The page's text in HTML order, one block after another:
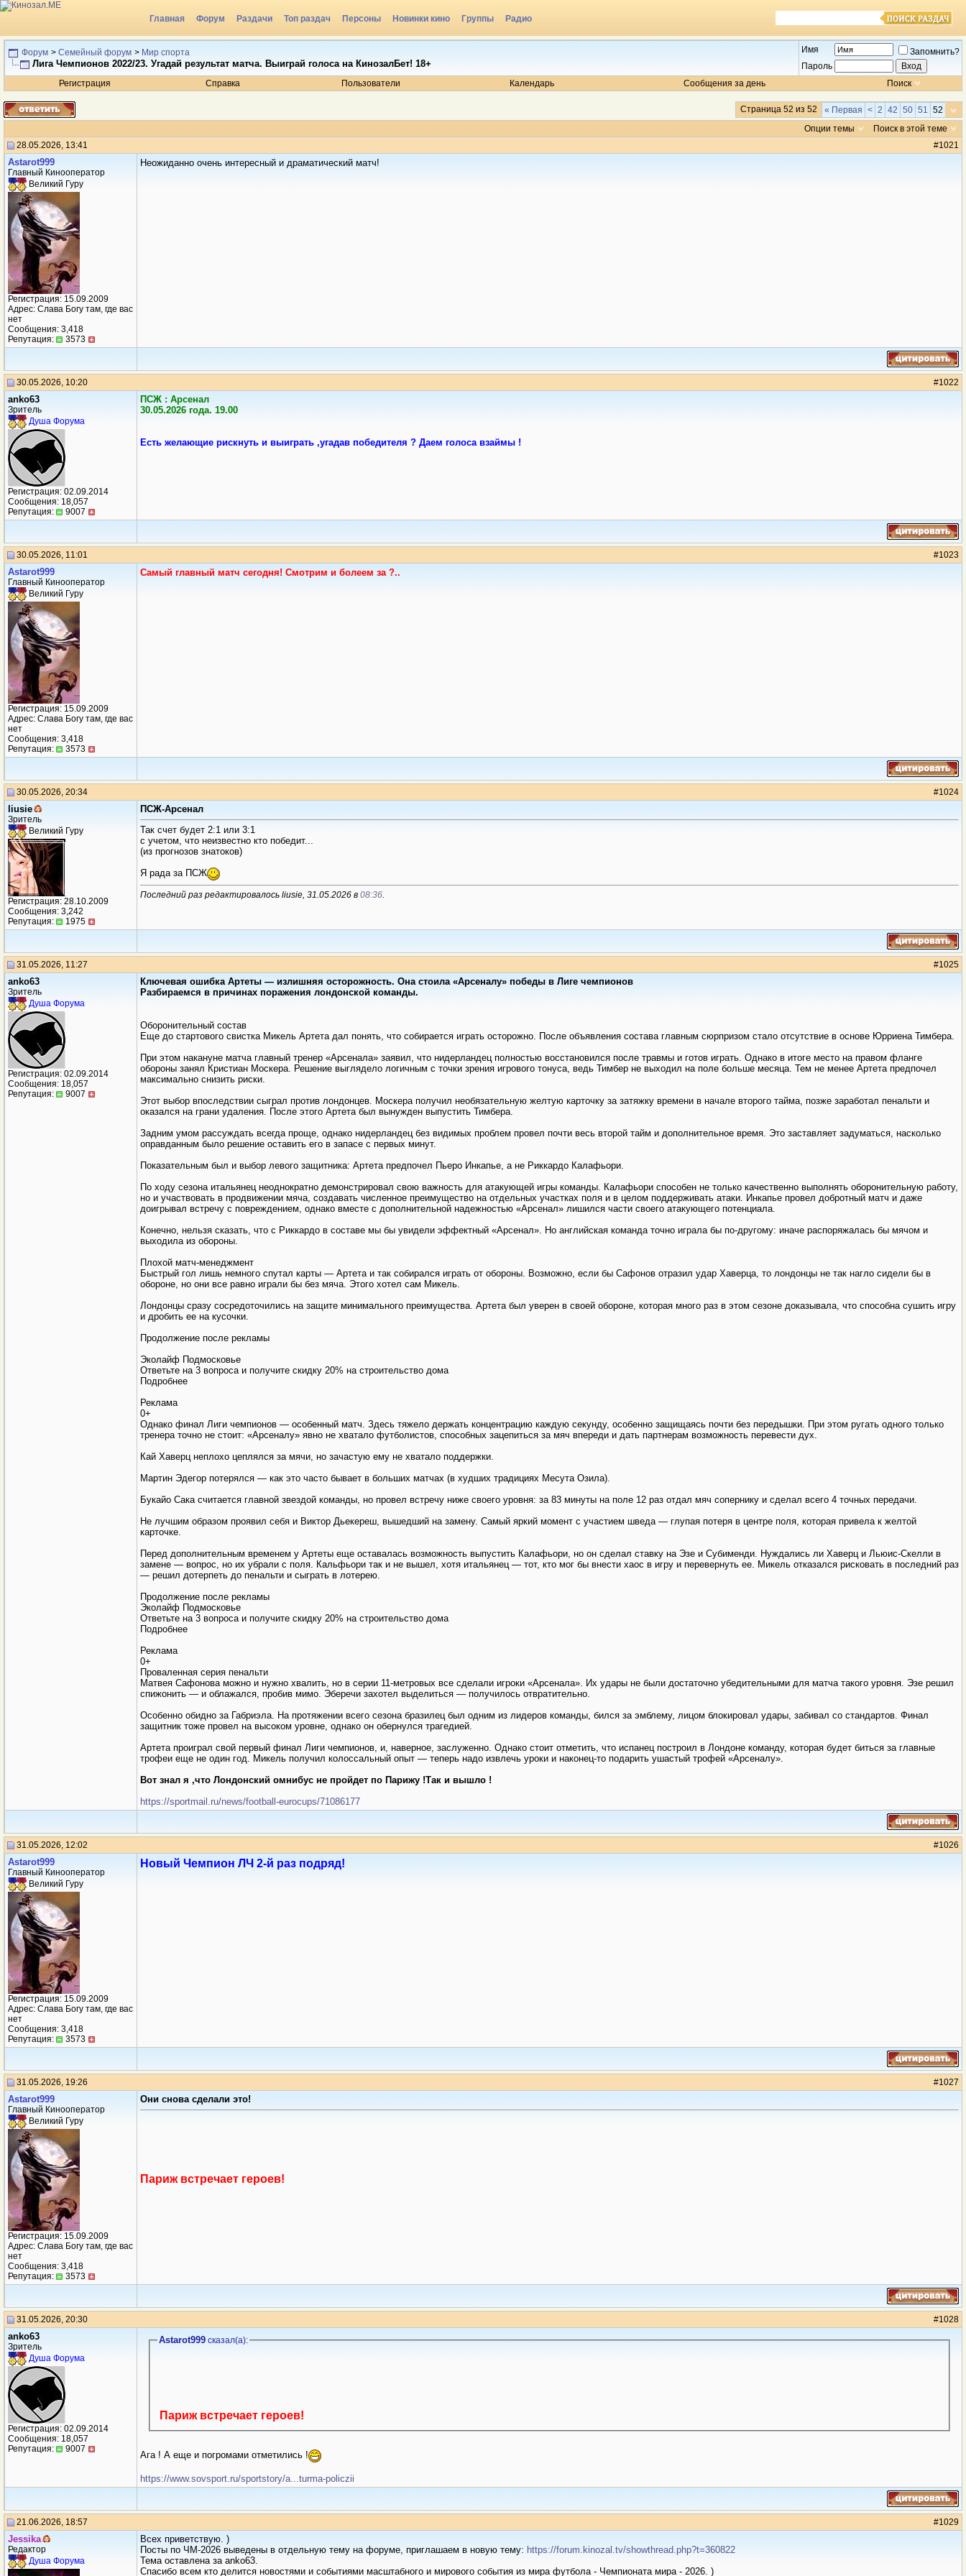
Главная Форум Раздачи Топ раздач Персоны Новинки кино Группы Радио
Форум > Семейный форум > Мир спорта
Лига Чемпионов 2022/23. Угадай результат матча. Выиграй голоса на КинозалБет! 18+
Имя
Запомнить?
Пароль
Регистрация
Справка Пользователи Календарь Сообщения за день Поиск
Страница 52 из 52 « Первая < 2 42 50 51 52
Опции темы
Поиск в этой теме
28.05.2026, 13:41
#1021
Аstarot999
Главный Кинооператор
Великий Гуру
Регистрация: 15.09.2009
Адрес: Слава Богу там, где вас
нет
Сообщения: 3,418
Репутация:
3573
Неожиданно очень интересный и драматический матч!
30.05.2026, 10:20 #1022
anko63
Зритель
Душа Форума
Регистрация: 02.09.2014
Сообщения: 18,057
Репутация:
9007
ПСЖ : Арсенал
30.05.2026 года. 19.00
Есть желающие рискнуть и выиграть ,угадав победителя ? Даем голоса взаймы !
30.05.2026, 11:01 #1023
Аstarot999
Главный Кинооператор
Великий Гуру
Регистрация: 15.09.2009
Адрес: Слава Богу там, где вас
нет
Сообщения: 3,418
Репутация:
3573
Самый главный матч сегодня! Смотрим и болеем за ?..
30.05.2026, 20:34 #1024
liusie
Зритель
Великий Гуру
Регистрация: 28.10.2009
Сообщения: 3,242
Репутация:
1975
ПСЖ-Арсенал
Так счет будет 2:1 или 3:1
с учетом, что неизвестно кто победит...
(из прогнозов знатоков)
Я рада за ПСЖ
Последний раз редактировалось liusie, 31.05.2026 в 08:36.
31.05.2026, 11:27 #1025
anko63
Зритель
Душа Форума
Регистрация: 02.09.2014
Сообщения: 18,057
Репутация:
9007
Ключевая ошибка Артеты — излишняя осторожность. Она стоила «Арсеналу» победы в Лиге чемпионов
Разбираемся в причинах поражения лондонской команды.
Оборонительный состав
Еще до стартового свистка Микель Артета дал понять, что собирается играть осторожно. После объявления состава главным сюрпризом стало отсутствие в основе Юрриена Тимбера.
При этом накануне матча главный тренер «Арсенала» заявил, что нидерландец полностью восстановился после травмы и готов играть. Однако в итоге место на правом фланге
обороны занял Кристиан Москера. Решение выглядело логичным с точки зрения игрового тонуса, ведь Тимбер не выходил на поле больше месяца. Тем не менее Артета предпочел
максимально снизить риски.
Этот выбор впоследствии сыграл против лондонцев. Москера получил необязательную желтую карточку за затяжку времени в начале второго тайма, позже заработал пенальти и
оказался на грани удаления. После этого Артета был вынужден выпустить Тимбера.
Задним умом рассуждать всегда проще, однако нидерландец без видимых проблем провел почти весь второй тайм и дополнительное время. Это заставляет задуматься, насколько
оправданным было решение оставить его в запасе с первых минут.
Показательным был и выбор левого защитника: Артета предпочел Пьеро Инкапье, а не Риккардо Калафьори.
По ходу сезона итальянец неоднократно демонстрировал свою важность для атакующей игры команды. Калафьори способен не только качественно выполнять оборонительную работу,
но и участвовать в продвижении мяча, создавать численное преимущество на отдельных участках поля и в целом поддерживать атаки. Инкапье провел добротный матч и даже
доигрывал встречу с повреждением, однако вместе с дополнительной надежностью «Арсенал» лишился части своего атакующего потенциала.
Конечно, нельзя сказать, что с Риккардо в составе мы бы увидели эффектный «Арсенал». Но английская команда точно играла бы по-другому: иначе распоряжалась бы мячом и
выходила из обороны.
Плохой матч-менеджмент
Быстрый гол лишь немного спутал карты — Артета и так собирался играть от обороны. Возможно, если бы Сафонов отразил удар Хаверца, то лондонцы не так нагло сидели бы в
обороне, но они все равно играли бы без мяча. Этого хотел сам Микель.
Лондонцы сразу сосредоточились на защите минимального преимущества. Артета был уверен в своей обороне, которая много раз в этом сезоне доказывала, что способна сушить игру
и дробить ее на кусочки.
Продолжение после рекламы
Эколайф Подмосковье
Ответьте на 3 вопроса и получите скидку 20% на строительство дома
Подробнее
Реклама
0+
Однако финал Лиги чемпионов — особенный матч. Здесь тяжело держать концентрацию каждую секунду, особенно защищаясь почти без передышки. При этом ругать одного только
тренера точно не стоит: «Арсеналу» явно не хватало футболистов, способных зацепиться за мяч впереди и дать партнерам возможность перевести дух.
Кай Хаверц неплохо цеплялся за мячи, но зачастую ему не хватало поддержки.
Мартин Эдегор потерялся — как это часто бывает в больших матчах (в худших традициях Месута Озила).
Букайо Сака считается главной звездой команды, но провел встречу ниже своего уровня: за 83 минуты на поле 12 раз отдал мяч сопернику и сделал всего 4 точных передачи.
Не лучшим образом проявил себя и Виктор Дьекереш, вышедший на замену. Самый яркий момент с участием шведа — глупая потеря в центре поля, которая привела к желтой
карточке.
Перед дополнительным временем у Артеты еще оставалась возможность выпустить Калафьори, но он сделал ставку на Эзе и Субименди. Нуждались ли Хаверц и Льюис-Скелли в
замене — вопрос, но их убрали с поля. Кальфьори так и не вышел, хотя итальянец — тот, кто мог бы внести хаос в игру и перевернуть ее. Микель отказался рисковать в последний раз
— решил дотерпеть до пенальти и сыграть в лотерею.
Продолжение после рекламы
Эколайф Подмосковье
Ответьте на 3 вопроса и получите скидку 20% на строительство дома
Подробнее
Реклама
0+
Проваленная серия пенальти
Матвея Сафонова можно и нужно хвалить, но в серии 11-метровых все сделали игроки «Арсенала». Их удары не были достаточно убедительными для матча такого уровня. Эзе решил
спижонить — и облажался, пробив мимо. Эберечи захотел выделиться — получилось отвратительно.
Особенно обидно за Габриэла. На протяжении всего сезона бразилец был одним из лидеров команды, бился за эмблему, лицом блокировал удары, забивал со стандартов. Финал
защитник тоже провел на высоком уровне, однако он обернулся трагедией.
Артета проиграл свой первый финал Лиги чемпионов, и, наверное, заслуженно. Однако стоит отметить, что испанец построил в Лондоне команду, которая будет биться за главные
трофеи еще не один год. Микель получил колоссальный опыт — теперь надо извлечь уроки и наконец-то подарить ушастый трофей «Арсеналу».
Вот знал я ,что Лондонский омнибус не пройдет по Парижу !Так и вышло !
https://sportmail.ru/news/football-eurocups/71086177
31.05.2026, 12:02 #1026
Аstarot999
Главный Кинооператор
Великий Гуру
Регистрация: 15.09.2009
Адрес: Слава Богу там, где вас
нет
Сообщения: 3,418
Репутация:
3573
Новый Чемпион ЛЧ 2-й раз подряд!
31.05.2026, 19:26 #1027
Аstarot999
Главный Кинооператор
Великий Гуру
Регистрация: 15.09.2009
Адрес: Слава Богу там, где вас
нет
Сообщения: 3,418
Репутация:
3573
Они снова сделали это!
Париж встречает героев!
31.05.2026, 20:30 #1028
anko63
Зритель
Душа Форума
Регистрация: 02.09.2014
Сообщения: 18,057
Репутация:
9007
Аstarot999сказал(a):
Париж встречает героев!
Ага ! А еще и погромами отметились !
https://www.sovsport.ru/sportstory/a...turma-policzii
21.06.2026, 18:57 #1029
Jеssikа
Редактор
Душа Форума
Всех приветствую. )
Посты по ЧМ-2026 выведены в отдельную тему на форуме, приглашаем в новую тему: https://forum.kinozal.tv/showthread.php?t=360822
Тема оставлена за anko63.
Спасибо всем кто делится новостями и событиями масштабного и мирового события из мира футбола - Чемпионата мира - 2026. )